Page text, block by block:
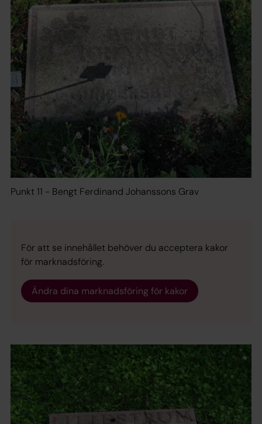
Punkt 11 - Bengt Ferdinand Johanssons Grav
För att se innehållet behöver du acceptera kakor
för marknadsföring.
Ändra dina marknadsföring för kakor